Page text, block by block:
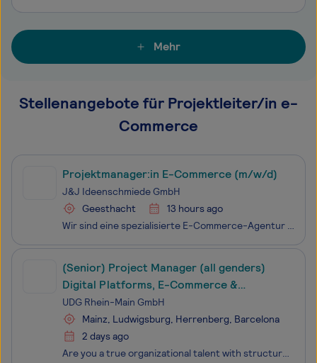
Mehr
Stellenangebote für Projektleiter/in e-
Commerce
Projektmanager:in E-Commerce (m/w/d)
J&J Ideenschmiede GmbH
Geesthacht
13 hours ago
Wir sind eine spezialisierte E-Commerce-Agentur mit Sitz im Speckgürtel Hamburgs, gegründet 2018, mit einem kleinen Team, flachen Hierarchien und einer klaren Haltung: Wir arbeiten pragmatisch, strukturiert und mit hohem Qualitätsanspruch.Wir glauben an E-Commerce als echtes Wachstumsinstrument – we
(Senior) Project Manager (all genders)
Digital Platforms, E-Commerce &
Integrations
UDG Rhein-Main GmbH
Mainz, Ludwigsburg, Herrenberg, Barcelona
2 days ago
Are you a true organizational talent with structure in your DNA? Do you thrive on turning plans into reality—consistently tracking time, budget, and quality? Then join us! Project Manager (all genders) Fulltime / Mainz, Ludwigsburg, Herrenberg or Barcelona (Hybrid)